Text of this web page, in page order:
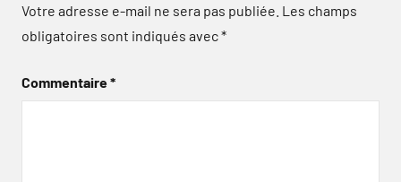
Votre adresse e-mail ne sera pas publiée. Les champs
obligatoires sont indiqués avec*
Commentaire*